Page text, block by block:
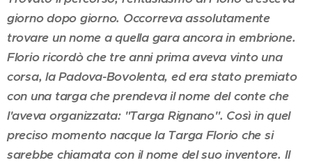
giorno dopo giorno. Occorreva assolutamente
trovare un nome a quella gara ancora in embrione.
Florio ricordò che tre anni prima aveva vinto una
corsa, la Padova-Bovolenta, ed era stato premiato
con una targa che prendeva il nome del conte che
l'aveva organizzata: "Targa Rignano". Così in quel
preciso momento nacque la Targa Florio che si
sarebbe chiamata con il nome del suo inventore. Il